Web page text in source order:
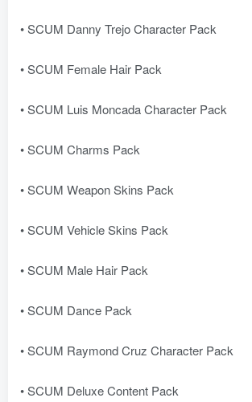
• SCUM Danny Trejo Character Pack
• SCUM Female Hair Pack
• SCUM Luis Moncada Character Pack
• SCUM Charms Pack
• SCUM Weapon Skins Pack
• SCUM Vehicle Skins Pack
• SCUM Male Hair Pack
• SCUM Dance Pack
• SCUM Raymond Cruz Character Pack
• SCUM Deluxe Content Pack